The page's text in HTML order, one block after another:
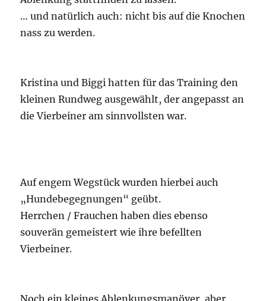
… und natürlich auch: nicht bis auf die Knochen
nass zu werden.
Kristina und Biggi hatten für das Training den
kleinen Rundweg ausgewählt, der angepasst an
die Vierbeiner am sinnvollsten war.
Auf engem Wegstück wurden hierbei auch
„Hundebegegnungen“ geübt.
Herrchen / Frauchen haben dies ebenso
souverän gemeistert wie ihre befellten
Vierbeiner.
Noch ein kleines Ablenkungsmanöver, aber